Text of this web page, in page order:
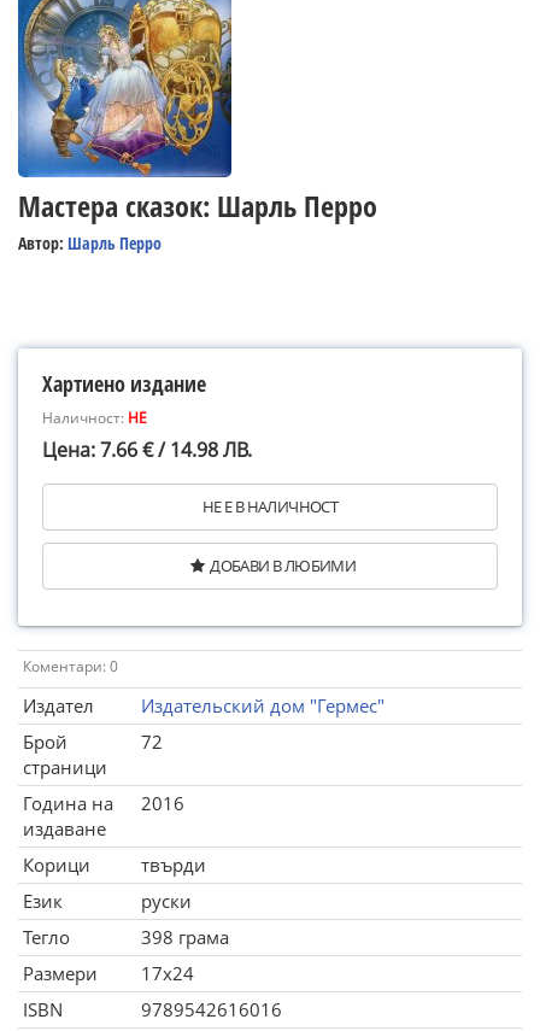
Мастера сказок: Шарль Перро
Автор: Шарль Перро
Хартиено издание
Наличност: НЕ
Цена: 7.66 € / 14.98 ЛВ.
НЕ Е В НАЛИЧНОСТ
ДОБАВИ В ЛЮБИМИ
Коментари: 0
Издател
Издательский дом "Гермес"
Брой
страници
72
Година на
издаване
2016
Корици
твърди
Език
руски
Тегло
398 грама
Размери
17x24
ISBN
9789542616016